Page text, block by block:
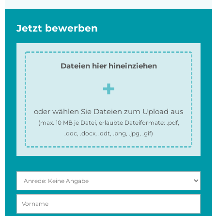
Jetzt bewerben
Dateien hier hineinziehen
oder wählen Sie Dateien zum Upload aus
(max. 10 MBje Datei, erlaubte Dateiformate: .pdf,
.doc, .docx, .odt, .png, .jpg, .gif)